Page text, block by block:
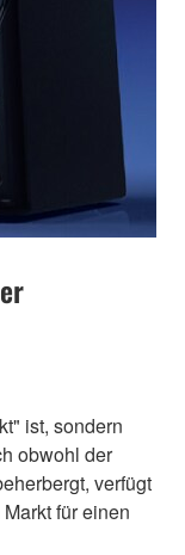
ist, sondern
obwohl der
verfügt
für einen